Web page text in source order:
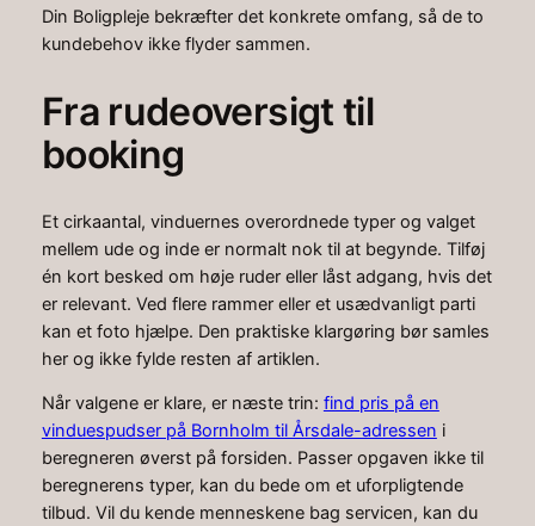
Din Boligpleje bekræfter det konkrete omfang, så de to
kundebehov ikke flyder sammen.
Fra rudeoversigt til
booking
Et cirkaantal, vinduernes overordnede typer og valget
mellem ude og inde er normalt nok til at begynde. Tilføj
én kort besked om høje ruder eller låst adgang, hvis det
er relevant. Ved flere rammer eller et usædvanligt parti
kan et foto hjælpe. Den praktiske klargøring bør samles
her og ikke fylde resten af artiklen.
Når valgene er klare, er næste trin: find pris på en
vinduespudser på Bornholm til Årsdale-adressen i
beregneren øverst på forsiden. Passer opgaven ikke til
beregnerens typer, kan du bede om et uforpligtende
tilbud. Vil du kende menneskene bag servicen, kan du